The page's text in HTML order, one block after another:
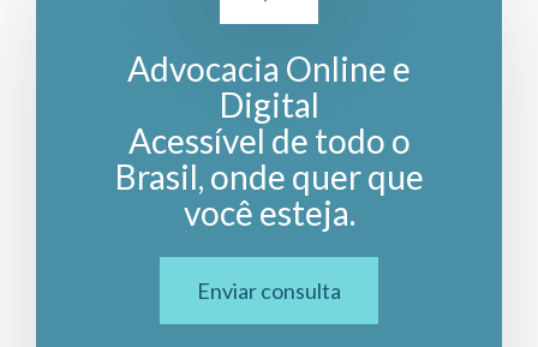
Advocacia Online e
Digital
Acessível de todo o
Brasil, onde quer que
você esteja.
Enviar consulta